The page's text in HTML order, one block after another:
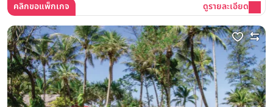
คลิกขอแพ็กเกจ ดูรายละเอียด